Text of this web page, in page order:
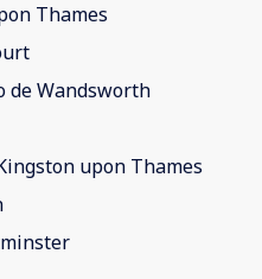
Thames
de Wandsworth
upon Thames